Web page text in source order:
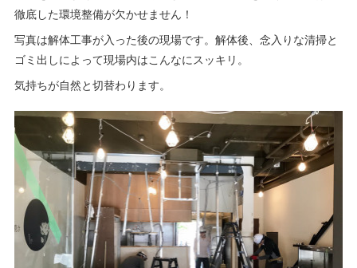
徹底した環境整備が欠かせません！
写真は解体工事が入った後の現場です。解体後、念入りな清掃と
ゴミ出しによって現場内はこんなにスッキリ。
気持ちが自然と切替わります。